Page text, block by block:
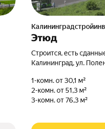
Этюд
Строится, есть
Калининград, ул.
1-комн. от 30,1 м²
2-комн. от 51,3 м²
3-комн. от 76,3 м²